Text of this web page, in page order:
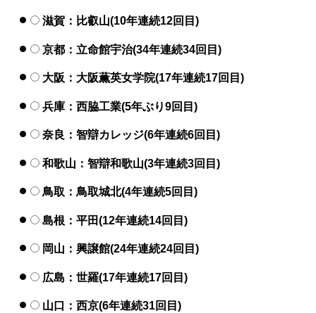
滋賀：比叡山(10年連続12回目)
京都：立命館宇治(34年連続34回目)
大阪：大阪薫英女学院(17年連続17回目)
兵庫：西脇工業(5年ぶり9回目)
奈良：智辯カレッジ(6年連続6回目)
和歌山：智辯和歌山(3年連続3回目)
鳥取：鳥取城北(4年連続5回目)
島根：平田(12年連続14回目)
岡山：興譲館(24年連続24回目)
広島：世羅(17年連続17回目)
山口：西京(6年連続31回目)